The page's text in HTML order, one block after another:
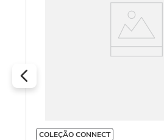
COLEÇÃO CONNECT